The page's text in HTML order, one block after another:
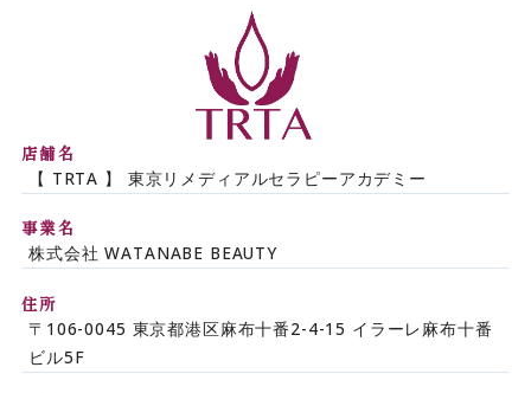
店舗名
【 TRTA 】 東京リメディアルセラピーアカデミー
事業名
株式会社 WATANABE BEAUTY
住所
〒106-0045 東京都港区麻布十番2-4-15 イラーレ麻布十番
ビル5F